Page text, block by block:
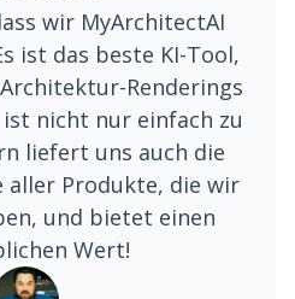
wir MyArchitectAI
ist das beste KI-Tool,
Renderings
ist nicht nur einfach zu
liefert uns auch die
aller Produkte, die wir
und bietet einen
Wert!